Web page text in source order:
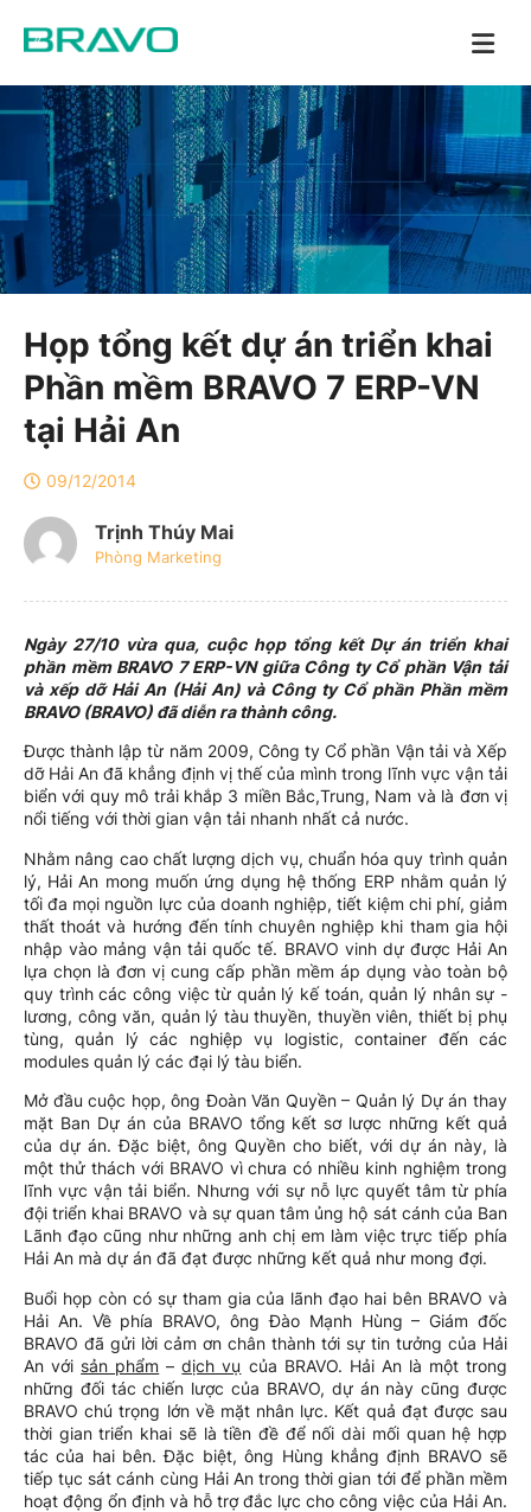
Họp tổng kết dự án triển khai
Phần mềm BRAVO 7 ERP-VN
tại Hải An
09/12/2014
Trịnh Thúy Mai
Phòng Marketing
Ngày 27/10 vừa qua, cuộc họp tổng kết Dự án triển khai
phần mềm BRAVO 7 ERP-VN giữa Công ty Cổ phần Vận tải
và xếp dỡ Hải An (Hải An) và Công ty Cổ phần Phần mềm
BRAVO (BRAVO) đã diễn ra thành công.
Được thành lập từ năm 2009, Công ty Cổ phần Vận tải và Xếp
dỡ Hải An đã khẳng định vị thế của mình trong lĩnh vực vận tải
biển với quy mô trải khắp 3 miền Bắc,Trung, Nam và là đơn vị
nổi tiếng với thời gian vận tải nhanh nhất cả nước.
Nhằm nâng cao chất lượng dịch vụ, chuẩn hóa quy trình quản
lý, Hải An mong muốn ứng dụng hệ thống ERP nhằm quản lý
tối đa mọi nguồn lực của doanh nghiệp, tiết kiệm chi phí, giảm
thất thoát và hướng đến tính chuyên nghiệp khi tham gia hội
nhập vào mảng vận tải quốc tế. BRAVO vinh dự được Hải An
lựa chọn là đơn vị cung cấp phần mềm áp dụng vào toàn bộ
quy trình các công việc từ quản lý kế toán, quản lý nhân sự -
lương, công văn, quản lý tàu thuyền, thuyền viên, thiết bị phụ
tùng, quản lý các nghiệp vụ logistic, container đến các
modules quản lý các đại lý tàu biển.
Mở đầu cuộc họp, ông Đoàn Văn Quyền – Quản lý Dự án thay
mặt Ban Dự án của BRAVO tổng kết sơ lược những kết quả
của dự án. Đặc biệt, ông Quyền cho biết, với dự án này, là
một thử thách với BRAVO vì chưa có nhiều kinh nghiệm trong
lĩnh vực vận tải biển. Nhưng với sự nỗ lực quyết tâm từ phía
đội triển khai BRAVO và sự quan tâm ủng hộ sát cánh của Ban
Lãnh đạo cũng như những anh chị em làm việc trực tiếp phía
Hải An mà dự án đã đạt được những kết quả như mong đợi.
Buổi họp còn có sự tham gia của lãnh đạo hai bên BRAVO và
Hải An. Về phía BRAVO, ông Đào Mạnh Hùng – Giám đốc
BRAVO đã gửi lời cảm ơn chân thành tới sự tin tưởng của Hải
An với sản phẩm –dịch vụ của BRAVO. Hải An là một trong
những đối tác chiến lược của BRAVO, dự án này cũng được
BRAVO chú trọng lớn về mặt nhân lực. Kết quả đạt được sau
thời gian triển khai sẽ là tiền đề để nối dài mối quan hệ hợp
tác của hai bên. Đặc biệt, ông Hùng khẳng định BRAVO sẽ
tiếp tục sát cánh cùng Hải An trong thời gian tới để phần mềm
hoạt động ổn định và hỗ trợ đắc lực cho công việc của Hải An.